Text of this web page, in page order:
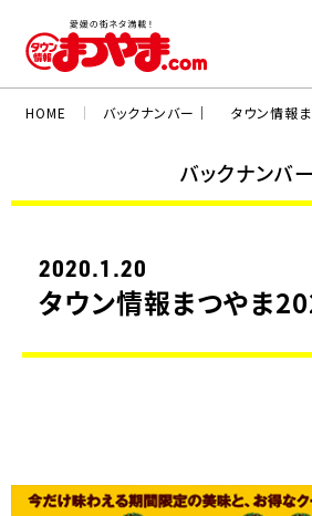
HOME ｜ バックナンバー｜ タウン情報
バックナンバー
2020.1.20
タウン情報まつやま